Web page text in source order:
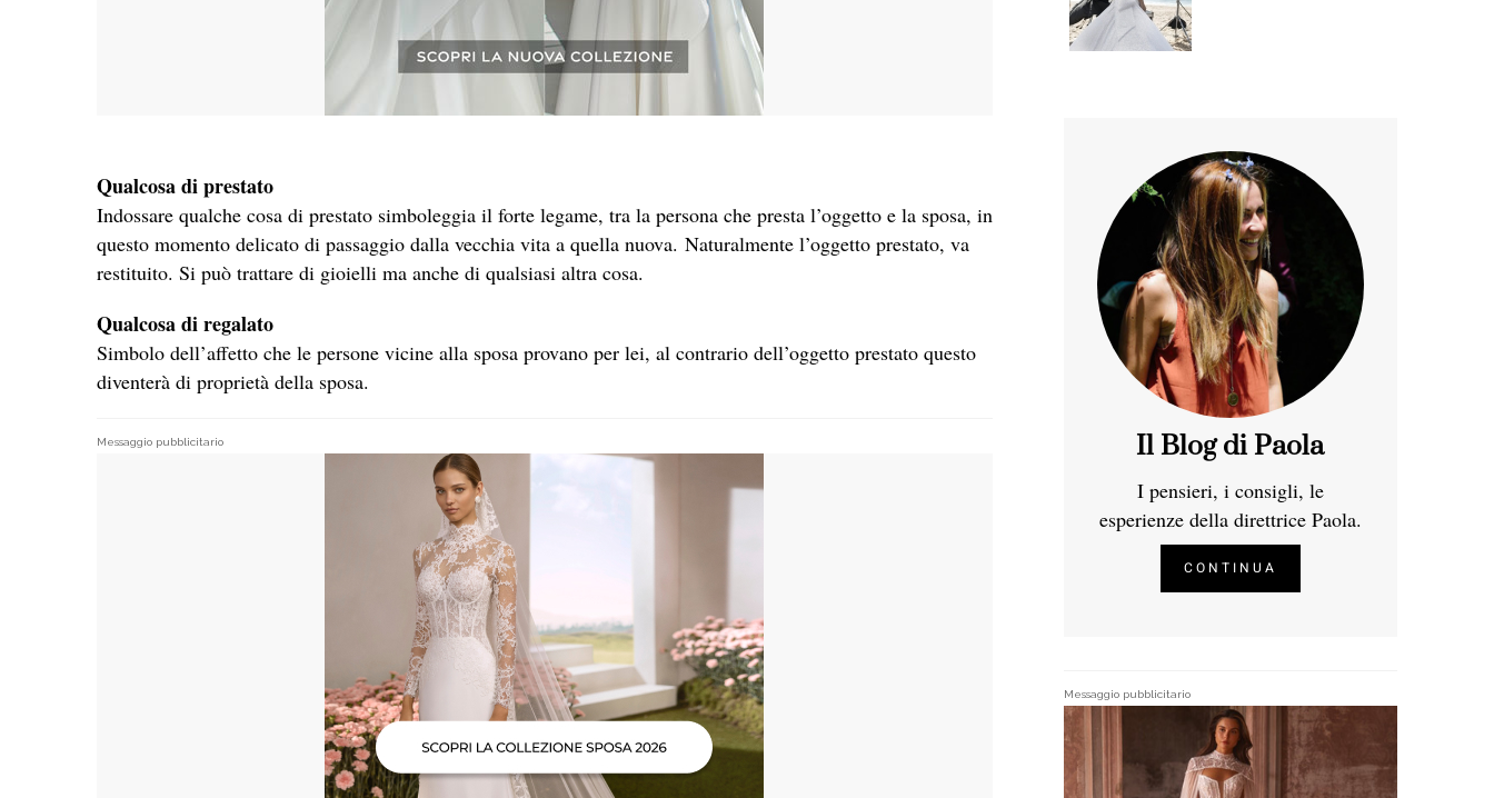
Qualcosa di prestato
Indossare qualche cosa di prestato simboleggia il forte legame, tra la persona che presta l’oggetto e la sposa, in
questo momento delicato di passaggio dalla vecchia vita a quella nuova. Naturalmente l’oggetto prestato, va
restituito. Si può trattare di gioielli ma anche di qualsiasi altra cosa.
Qualcosa di regalato
Simbolo dell’affetto che le persone vicine alla sposa provano per lei, al contrario dell’oggetto prestato questo
diventerà di proprietà della sposa.
Messaggio pubblicitario Il Blog di Paola
I pensieri, i consigli, le
esperienze della direttrice Paola.
CONTINUA
Messaggio pubblicitario